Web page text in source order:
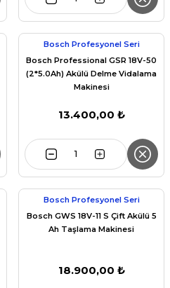
Bosch Profesyonel Seri
Bosch Professional GSR 18V-50
(2*5.0Ah) Akülü Delme Vidalama
Makinesi
13.400,00 ₺
Bosch Profesyonel Seri
Bosch GWS 18V-11 S Çift Akülü 5
Ah Taşlama Makinesi
18.900,00 ₺